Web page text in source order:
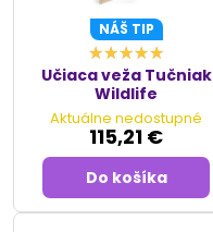
NÁŠ TIP
Učiaca veža Tučniak
Wildlife
Aktuálne nedostupné
115,21 €
Do košíka